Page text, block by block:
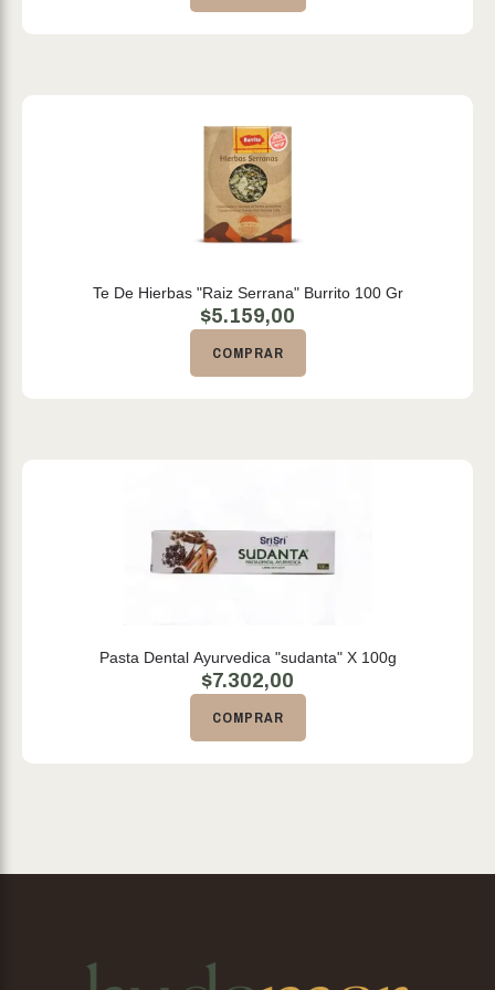
Te De Hierbas "Raiz Serrana" Burrito 100 Gr
$5.159,00
COMPRAR
Pasta Dental Ayurvedica "sudanta" X 100g
$7.302,00
COMPRAR